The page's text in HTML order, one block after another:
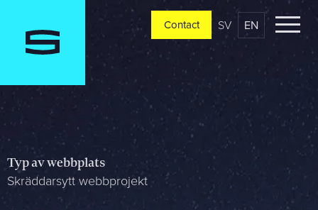
Contact
Please tell us a little bit about your current situation and
vision, and a representative will reach out ASAP
Jag är...
Contact SV EN
Typ av webbplats
Skräddarsytt webbprojekt